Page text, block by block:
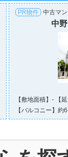
PR物件 中古マ
中
【敷地面積】- 【
【バルコニー】約